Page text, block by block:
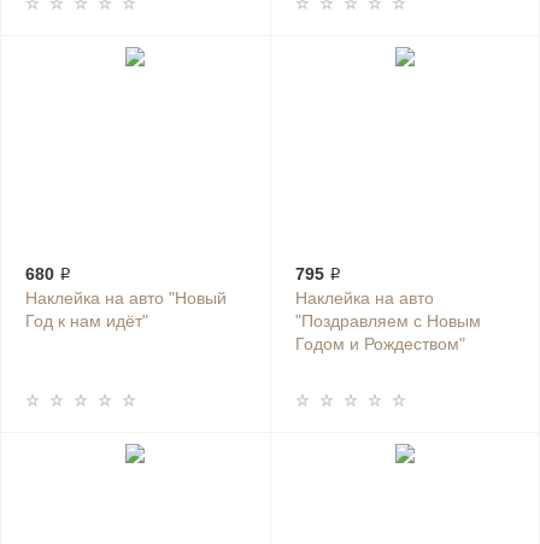
680 ₽
Наклейка на авто "Новый
Год к нам идёт"
795 ₽
Наклейка на авто
"Поздравляем с Новым
Годом и Рождеством"